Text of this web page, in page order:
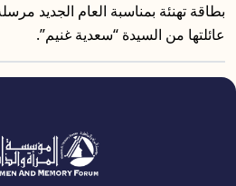
بطاقة تهنئة بمناسبة العام الجديد
عائلتها من السيدة “سعدية غنيم”.